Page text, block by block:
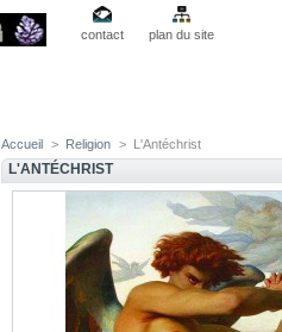
contact plan du site
Accueil > Religion > L'Antéchrist
L'ANTÉCHRIST